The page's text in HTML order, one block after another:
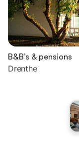
B&B’s & pensions
Drenthe